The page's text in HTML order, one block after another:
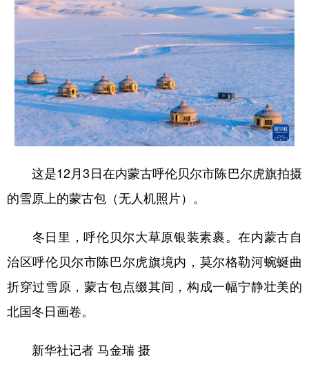
这是12月3日在内蒙古呼伦贝尔市陈巴尔虎旗拍摄
的雪原上的蒙古包（无人机照片）。
冬日里，呼伦贝尔大草原银装素裹。在内蒙古自
治区呼伦贝尔市陈巴尔虎旗境内，莫尔格勒河蜿蜒曲
折穿过雪原，蒙古包点缀其间，构成一幅宁静壮美的
北国冬日画卷。
新华社记者 马金瑞 摄